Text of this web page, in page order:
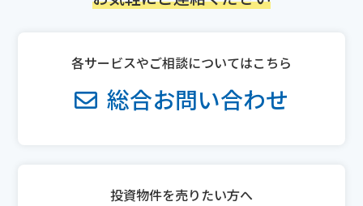
各サービスやご相談についてはこちら
総合お問い合わせ
投資物件を売りたい方へ